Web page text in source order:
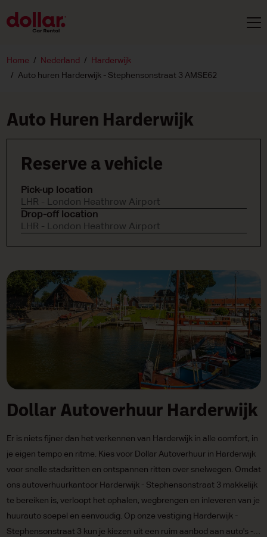
Home Nederland
Harderwijk
Auto huren Harderwijk - Stephensonstraat 3 AMSE62
Auto Huren Harderwijk
Reserve a vehicle
Pick-up location
LHR - London Heathrow Airport
Drop-off location
LHR - London Heathrow Airport
Dollar Autoverhuur Harderwijk
Er is niets fijner dan het verkennen van Harderwijk in alle comfort, in
je eigen tempo en ritme. Kies voor Dollar Autoverhuur in Harderwijk
voor snelle stadsritten en ontspannen ritten over snelwegen. Omdat
ons autoverhuurkantoor Harderwijk - Stephensonstraat 3 makkelijk
te bereiken is, verloopt het ophalen, wegbrengen en inleveren van je
huurauto soepel en eenvoudig. Op onze vestiging Harderwijk -
Stephensonstraat 3 kun je kiezen uit een ruim aanbod aan auto's -